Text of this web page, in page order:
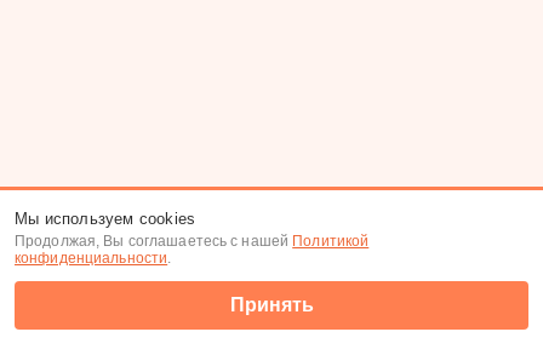
Мы используем cookies
Продолжая, Вы соглашаетесь с нашей Политикой
конфиденциальности.
Принять